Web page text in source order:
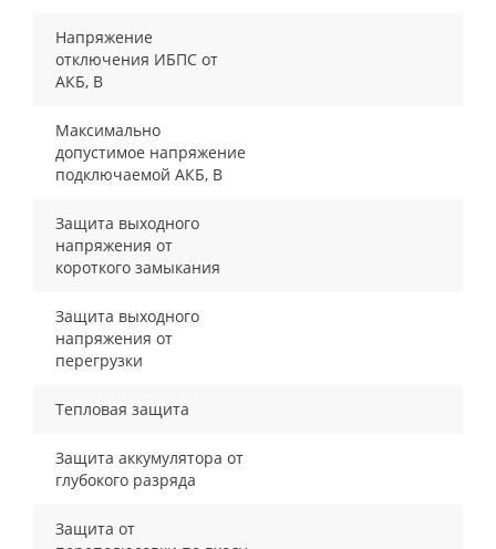
Напряжение
отключения ИБПС от
АКБ, В
Максимально
допустимое напряжение
подключаемой АКБ, В
Защита выходного
напряжения от
короткого замыкания
Защита выходного
напряжения от
перегрузки
Тепловая защита
Защита аккумулятора от
глубокого разряда
Защита от